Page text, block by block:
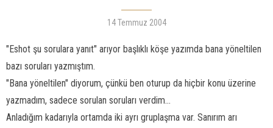
14 Temmuz 2004
"Eshot şu sorulara yanıt" arıyor başlıklı köşe yazımda bana yöneltilen
bazı soruları yazmıştım.
"Bana yöneltilen" diyorum, çünkü ben oturup da hiçbir konu üzerine
yazmadım, sadece sorulan soruları verdim...
Anladığım kadarıyla ortamda iki ayrı gruplaşma var. Sanırım arı